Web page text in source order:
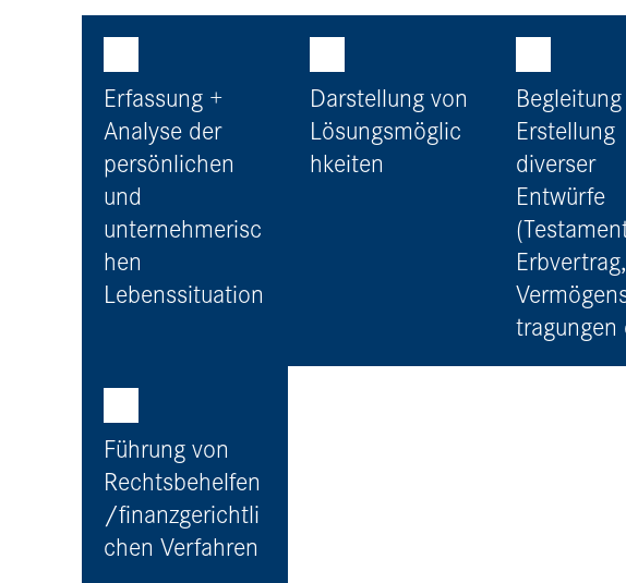
Erfassung +
Analyse der
persönlichen
und
unternehmerisc
hen
Lebenssituation
Darstellung von
Lösungsmöglic
hkeiten
Erstellung
diverser
Entwürfe
Erbvertrag,
tragungen
Führung von
Rechtsbehelfen
/finanzgerichtli
chen Verfahren